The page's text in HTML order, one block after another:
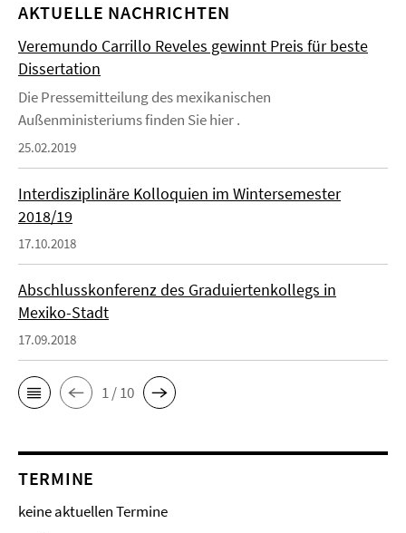
AKTUELLE NACHRICHTEN
Veremundo Carrillo Reveles gewinnt Preis für beste
Dissertation
Die Pressemitteilung des mexikanischen
Außenministeriums finden Sie hier .
25.02.2019
Interdisziplinäre Kolloquien im Wintersemester
2018/19
17.10.2018
Abschlusskonferenz des Graduiertenkollegs in
Mexiko-Stadt
17.09.2018
1 / 10
TERMINE
keine aktuellen Termine